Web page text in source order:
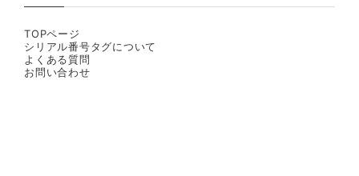
TOPページ
シリアル番号タグについて
よくある質問
お問い合わせ